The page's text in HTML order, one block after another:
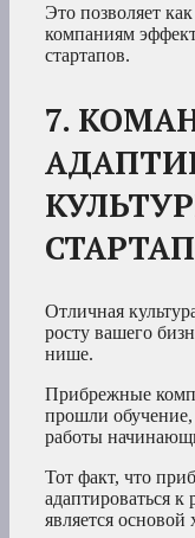
Это позволяет
компаниям
стартапов.
7.
Отличная
росту вашего
нише.
Прибрежные
прошли обучение,
работы
Тот факт, что
адаптироваться
является